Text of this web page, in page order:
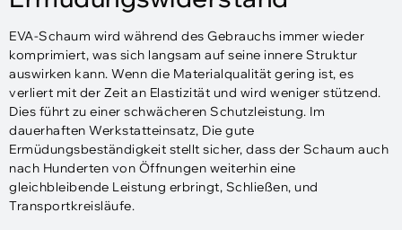
EVA-Schaum wird während des Gebrauchs immer wieder
komprimiert, was sich langsam auf seine innere Struktur
auswirken kann. Wenn die Materialqualität gering ist, es
verliert mit der Zeit an Elastizität und wird weniger stützend.
Dies führt zu einer schwächeren Schutzleistung. Im
dauerhaften Werkstatteinsatz, Die gute
Ermüdungsbeständigkeit stellt sicher, dass der Schaum auch
nach Hunderten von Öffnungen weiterhin eine
gleichbleibende Leistung erbringt, Schließen, und
Transportkreisläufe.